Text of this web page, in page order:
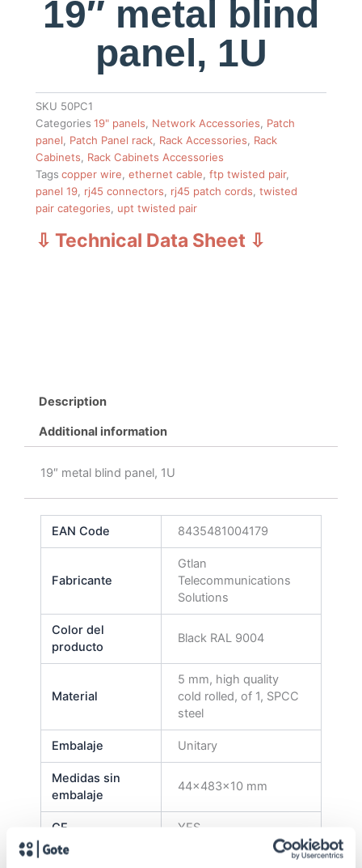
19″ metal blind
panel, 1U
SKU 50PC1
Categories 19" panels, Network Accessories, Patch
panel, Patch Panel rack, Rack Accessories, Rack
Cabinets, Rack Cabinets Accessories
Tags copper wire,ethernet cable,ftp twisted pair,
panel 19, rj45 connectors, rj45 patch cords,twisted
pair categories, upt twisted pair
⇩ Technical Data Sheet ⇩
Description
Additional information
19″ metal blind panel, 1U
EAN Code 8435481004179
Fabricante
Gtlan
Telecommunications
Solutions
Color del
producto
Black RAL 9004
Material
5 mm, high quality
cold rolled, of 1, SPCC
steel
Embalaje Unitary
Medidas sin
embalaje
44x483x10 mm
CE YES
RoHs